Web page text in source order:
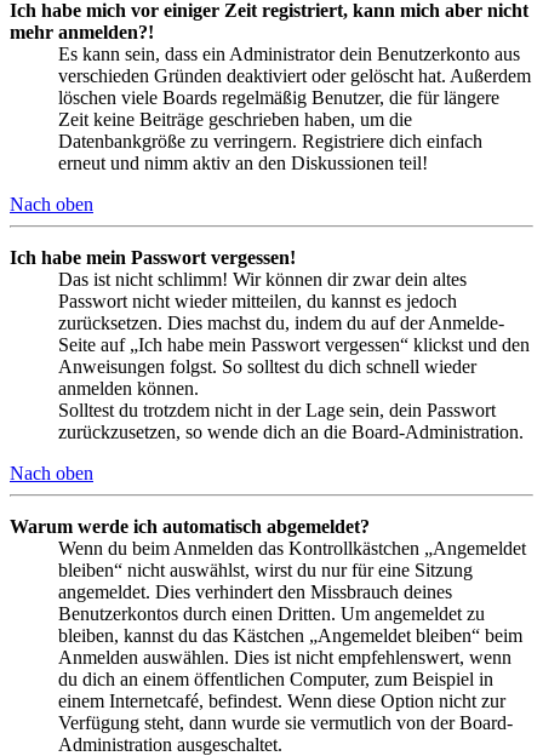
Ich habe mich vor einiger Zeit registriert, kann mich aber nicht
mehr anmelden?!
Es kann sein, dass ein Administrator dein Benutzerkonto aus
verschieden Gründen deaktiviert oder gelöscht hat. Außerdem
löschen viele Boards regelmäßig Benutzer, die für längere
Zeit keine Beiträge geschrieben haben, um die
Datenbankgröße zu verringern. Registriere dich einfach
erneut und nimm aktiv an den Diskussionen teil!
Nach oben
Ich habe mein Passwort vergessen!
Das ist nicht schlimm! Wir können dir zwar dein altes
Passwort nicht wieder mitteilen, du kannst es jedoch
zurücksetzen. Dies machst du, indem du auf der Anmelde-
Seite auf „Ich habe mein Passwort vergessen“ klickst und den
Anweisungen folgst. So solltest du dich schnell wieder
anmelden können.
Solltest du trotzdem nicht in der Lage sein, dein Passwort
zurückzusetzen, so wende dich an die Board-Administration.
Nach oben
Warum werde ich automatisch abgemeldet?
Wenn du beim Anmelden das Kontrollkästchen „Angemeldet
bleiben“ nicht auswählst, wirst du nur für eine Sitzung
angemeldet. Dies verhindert den Missbrauch deines
Benutzerkontos durch einen Dritten. Um angemeldet zu
bleiben, kannst du das Kästchen „Angemeldet bleiben“ beim
Anmelden auswählen. Dies ist nicht empfehlenswert, wenn
du dich an einem öffentlichen Computer, zum Beispiel in
einem Internetcafé, befindest. Wenn diese Option nicht zur
Verfügung steht, dann wurde sie vermutlich von der Board-
Administration ausgeschaltet.